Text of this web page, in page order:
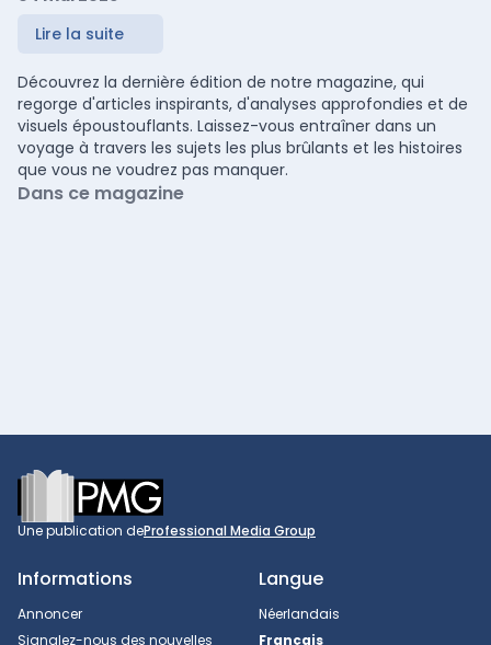
Lire la suite
Découvrez la dernière édition de notre magazine, qui
regorge d'articles inspirants, d'analyses approfondies et de
visuels époustouflants. Laissez-vous entraîner dans un
voyage à travers les sujets les plus brûlants et les histoires
que vous ne voudrez pas manquer.
Dans ce magazine
Footer
Une publication deProfessional Media Group
Informations
Annoncer
Signalez-nous des nouvelles
Langue
Néerlandais
Français